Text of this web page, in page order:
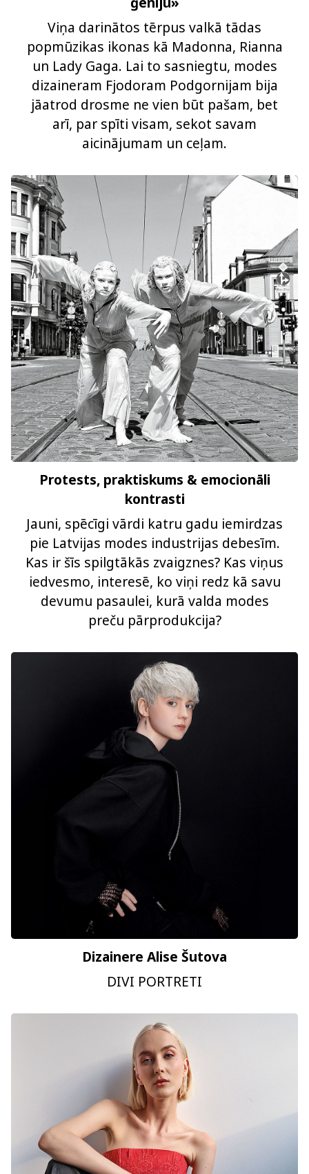
Viņa darinātos tērpus valkā tādas
popmūzikas ikonas kā Madonna, Rianna
un Lady Gaga. Lai to sasniegtu, modes
dizaineram Fjodoram Podgornijam bija
jāatrod drosme ne vien būt pašam, bet
arī, par spīti visam, sekot savam
aicinājumam un ceļam.
Protests, praktiskums & emocionāli
kontrasti
Jauni, spēcīgi vārdi katru gadu iemirdzas
pie Latvijas modes industrijas debesīm.
Kas ir šīs spilgtākās zvaigznes? Kas viņus
iedvesmo, interesē, ko viņi redz kā savu
devumu pasaulei, kurā valda modes
preču pārprodukcija?
Dizainere Alise Šutova
DIVI PORTRETI